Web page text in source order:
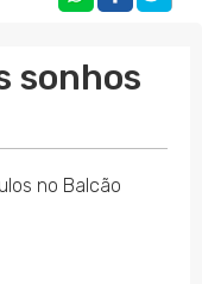
sonhos
no Balcão